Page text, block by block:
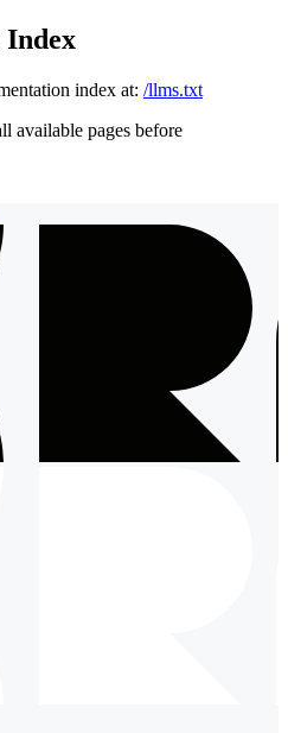
Index
index at: /llms.txt
available pages before